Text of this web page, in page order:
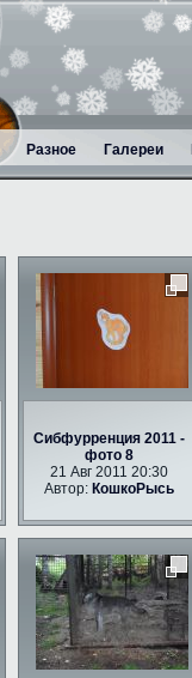
Разное Галереи
Сибфурренция 2011 -
фото 8
21 Авг 2011 20:30
Автор: КошкоРысь